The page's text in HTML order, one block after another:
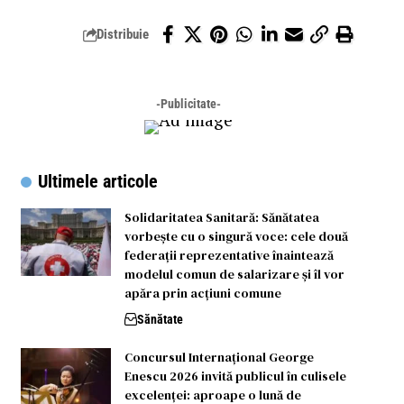
Distribuie
-Publicitate-
Ultimele articole
Solidaritatea Sanitară: Sănătatea
vorbește cu o singură voce: cele două
federații reprezentative înaintează
modelul comun de salarizare și îl vor
apăra prin acțiuni comune
Sănătate
Concursul Internațional George
Enescu 2026 invită publicul în culisele
excelenței: aproape o lună de